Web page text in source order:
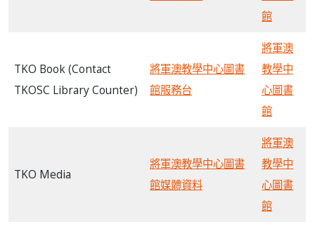
館
TKO Book (Contact
TKOSC Library Counter)
將軍澳教學中心圖書
館服務台
將軍澳
教學中
心圖書
館
TKO Media
將軍澳教學中心圖書
館媒體資料
將軍澳
教學中
心圖書
館